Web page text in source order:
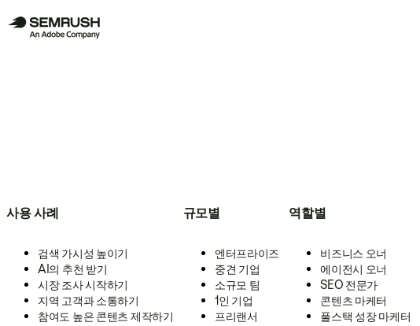
사용 사례
검색 가시성 높이기
AI의 추천 받기
시장 조사 시작하기
지역 고객과 소통하기
참여도 높은 콘텐츠 제작하기
규모별
엔터프라이즈
중견 기업
소규모 팀
1인 기업
프리랜서
역할별
비즈니스 오너
에이전시 오너
SEO 전문가
콘텐츠 마케터
풀스택 성장 마케터